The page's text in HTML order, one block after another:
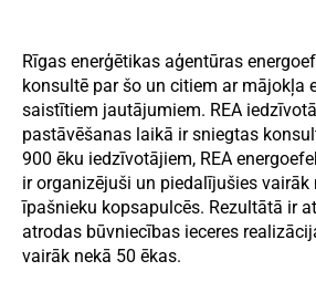
Rīgas enerģētikas aģentūras
konsultē par šo un citiem ar mājokļa
saistītiem jautājumiem. REA
pastāvēšanas laikā ir sniegtas
900 ēku iedzīvotājiem, REA
ir organizējuši un piedalījušies vairāk
īpašnieku kopsapulcēs. Rezultātā ir
atrodas būvniecības ieceres
vairāk nekā 50 ēkas.